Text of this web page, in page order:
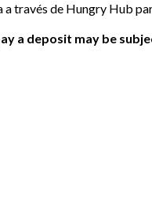
través de Hungry Hub
a deposit may be